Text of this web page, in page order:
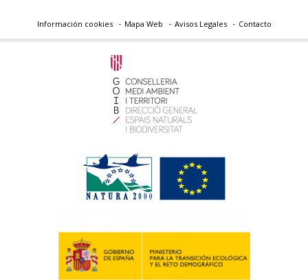
Información cookies Mapa Web Avisos Legales Contacto